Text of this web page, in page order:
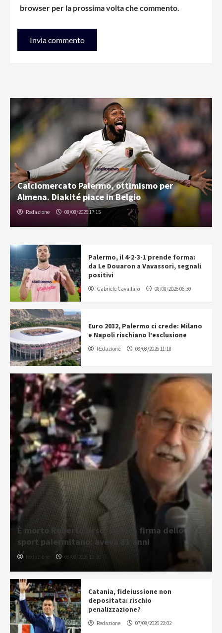
browser per la prossima volta che commento.
Calciomercato Palermo, ottimismo per
Almena. Diakité piace in Belgio
Redazione 08/08/2026 17:15
Palermo, il 4-2-3-1 prende forma:
da Le Douaron a Vavassori, segnali
positivi
Gabriele Cavallaro 08/08/2026 06:30
Euro 2032, Palermo ci crede: Milano
e Napoli rischiano l’esclusione
Redazione 08/08/2026 11:18
È morto Roberto Urso, storica firma dello
sport palermitano: aveva 81 anni
Redazione 08/08/2026 11:36
Catania, fideiussione non
depositata: rischio
penalizzazione?
Redazione 07/08/2026 22:02